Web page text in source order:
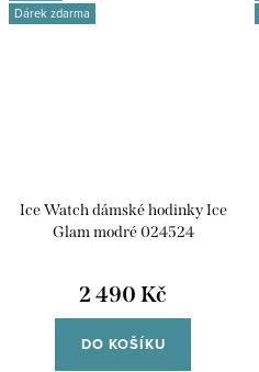
Dárek zdarma
Ice Watch dámské hodinky Ice
Glam modré 024524
2 490 Kč
DO KOŠÍKU